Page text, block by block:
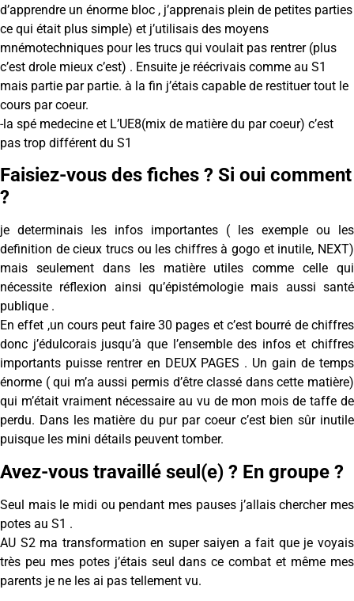
d’apprendre un énorme bloc , j’apprenais plein de petites parties
ce qui était plus simple) et j’utilisais des moyens
mnémotechniques pour les trucs qui voulait pas rentrer (plus
c’est drole mieux c’est) . Ensuite je réécrivais comme au S1
mais partie par partie. à la fin j’étais capable de restituer tout le
cours par coeur.
-la spé medecine et L’UE8(mix de matière du par coeur) c’est
pas trop différent du S1
Faisiez-vous des fiches ? Si oui comment
?
je determinais les infos importantes ( les exemple ou les
definition de cieux trucs ou les chiffres à gogo et inutile, NEXT)
mais seulement dans les matière utiles comme celle qui
nécessite réflexion ainsi qu’épistémologie mais aussi santé
publique .
En effet ,un cours peut faire 30 pages et c’est bourré de chiffres
donc j’édulcorais jusqu’à que l’ensemble des infos et chiffres
importants puisse rentrer en DEUX PAGES . Un gain de temps
énorme ( qui m’a aussi permis d’être classé dans cette matière)
qui m’était vraiment nécessaire au vu de mon mois de taffe de
perdu. Dans les matière du pur par coeur c’est bien sûr inutile
puisque les mini détails peuvent tomber.
Avez-vous travaillé seul(e) ? En groupe ?
Seul mais le midi ou pendant mes pauses j’allais chercher mes
potes au S1 .
AU S2 ma transformation en super saiyen a fait que je voyais
très peu mes potes j’étais seul dans ce combat et même mes
parents je ne les ai pas tellement vu.